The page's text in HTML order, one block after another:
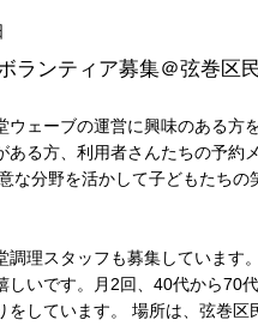
ランティア募集＠弦巻区
ウェーブの運営に興味のある方
ある方、利用者さんたちの予約
な分野を活かして子どもたち
調理スタッフも募集しています
しいです。月2回、40代から70
をしています。 場所は、弦巻